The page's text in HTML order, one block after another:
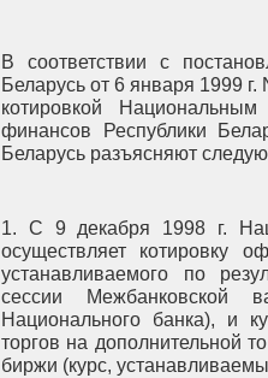
В соответствии с
Беларусь от 6 января 1999
котировкой
финансов Республики
Беларусь разъясняют
1. С 9 декабря 1998 г.
осуществляет котировку
устанавливаемого по
сессии Межбанковской
Национального банка), и
торгов на дополнительной
биржи (курс,